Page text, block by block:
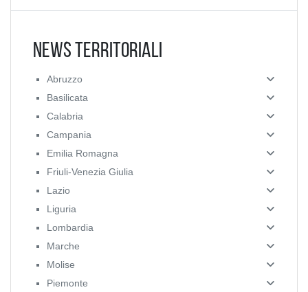
News Territoriali
Abruzzo
Basilicata
Calabria
Campania
Emilia Romagna
Friuli-Venezia Giulia
Lazio
Liguria
Lombardia
Marche
Molise
Piemonte